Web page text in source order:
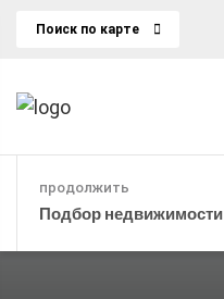
Поиск по карте
продолжить
Подбор недвижимости